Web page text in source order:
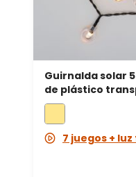
Guirnalda solar
de plástico
mm, led blanco
7 juegos +